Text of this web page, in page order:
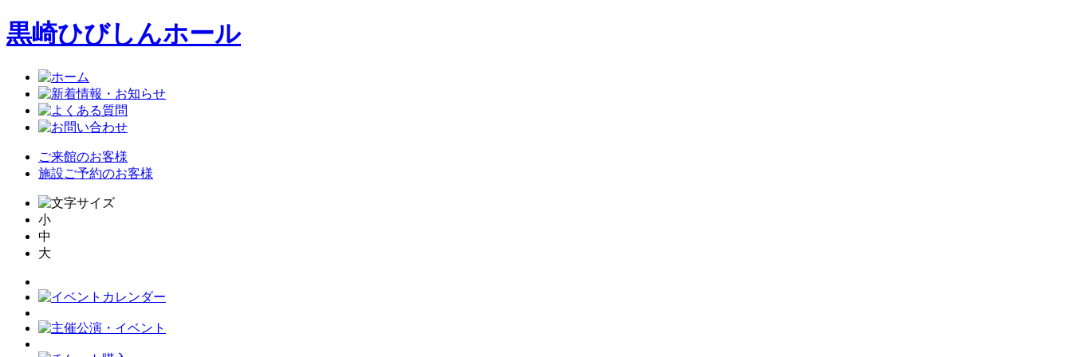
黒崎ひびしんホール
ご来館のお客様
施設ご予約のお客様
小
中
大